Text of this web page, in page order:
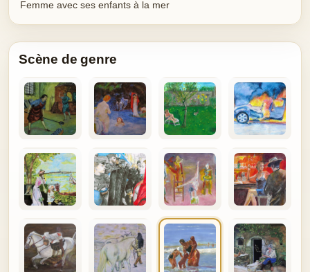
Femme avec ses enfants à la mer
Scène de genre